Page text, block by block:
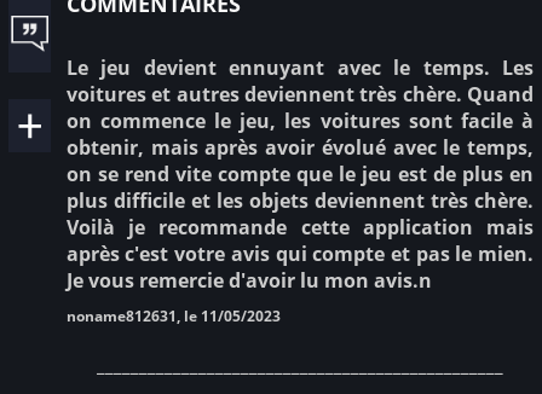
Le jeu devient ennuyant avec le temps. Les
voitures et autres deviennent très chère. Quand
on commence le jeu, les voitures sont facile à
obtenir, mais après avoir évolué avec le temps,
on se rend vite compte que le jeu est de plus en
plus difficile et les objets deviennent très chère.
Voilà je recommande cette application mais
après c'est votre avis qui compte et pas le mien.
Je vous remercie d'avoir lu mon avis.n
noname812631, le 11/05/2023